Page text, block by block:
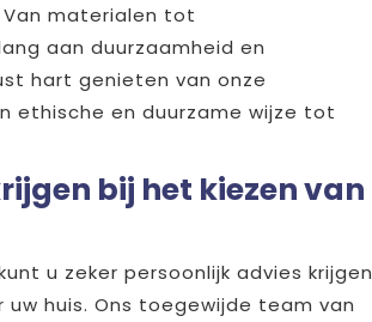
materialen tot
aan duurzaamheid en
hart genieten van onze
ethische en duurzame wijze tot
bij het kiezen van
u zeker persoonlijk advies krijgen
huis. Ons toegewijde team van